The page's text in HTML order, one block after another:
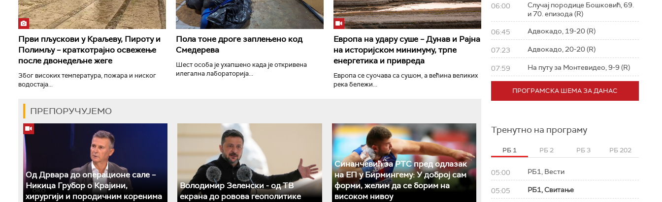
Први пљускови у Краљеву, Пироту и
Полимљу – краткотрајно освежење
после двонедељне жеге
Због високих температура, пожара и ниског
водостаја...
Пола тоне дроге заплењено код
Смедерева
Шест особа је ухапшено када је откривена
илегална лабораторија...
Европа на удару суше – Дунав и Рајна
на историјском минимуму, трпе
енергетика и привреда
Европа се суочава са сушом, а већина великих
река бележи...
ПРЕПОРУЧУЈЕМО
Од Дрвара до операционе сале –
Никица Грубор о Крајини,
хирургији и породичним коренима
Володимир Зеленски - од ТВ
екрана до ровова геополитике
Синанчевић за РТС пред одлазак
на ЕП у Бирмингему: У доброј сам
форми, желим да се борим на
високом нивоу
06:00
Случај породице Бошковић, 69.
и 70. епизода (R)
06:45 Адвокадо, 19-20 (R)
07:23 Адвокадо, 20-20 (R)
07:59 На путу за Монтевидео, 9-9 (R)
ПРОГРАМСКА ШЕМА ЗА ДАНАС
Тренутно на програму
РБ 1 РБ 2 РБ 3 РБ 202
05:00 РБ1, Вести
05:05 РБ1, Свитање